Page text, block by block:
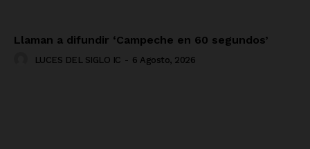
Llaman a difundir ‘Campeche en 60 segundos’
LUCES DEL SIGLO IC - 6 Agosto, 2026